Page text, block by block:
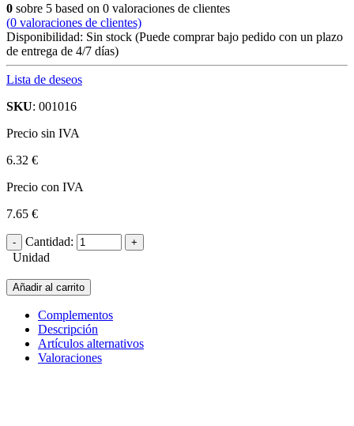
0 sobre 5 based on 0 valoraciones de clientes
(0 valoraciones de clientes)
Disponibilidad: Sin stock (Puede comprar bajo pedido con un plazo
de entrega de 4/7 días)
Lista de deseos
SKU: 001016
Precio sin IVA
6.32 €
Precio con IVA
7.65 €
Cantidad:
Unidad
Añadir al carrito
Complementos
Descripción
Artículos alternativos
Valoraciones